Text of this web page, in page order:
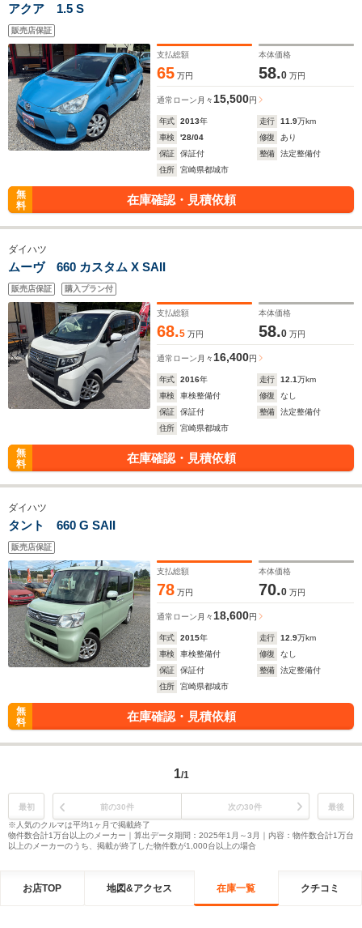
アクア 1.5 S
販売店保証
支払総額
65 万円
本体価格
58.0 万円
通常ローン 月々 15,500円
年式 2013年 走行 11.9万km
車検
'28/04 修復
あり
保証
保証付 整備
法定整備付
住所
宮崎県都城市
無
料
在庫確認・見積依頼
ダイハツ
ムーヴ 660 カスタム X SAII
販売店保証 購入プラン付
支払総額
68.5 万円
本体価格
58.0 万円
通常ローン 月々 16,400円
年式 2016年 走行 12.1万km
車検
車検整備付 修復
なし
保証
保証付 整備
法定整備付
住所
宮崎県都城市
無
料
在庫確認・見積依頼
ダイハツ
タント 660 G SAII
販売店保証
支払総額
78 万円
本体価格
70.0 万円
通常ローン 月々 18,600円
年式 2015年 走行 12.9万km
車検
車検整備付 修復
なし
保証
保証付 整備
法定整備付
住所
宮崎県都城市
無
料
在庫確認・見積依頼
1/1
最初 前の30件 次の30件
最後
※人気のクルマは平均1ヶ月で掲載終了
物件数合計1万台以上のメーカー｜算出データ期間：2025年1月～3月｜内容：物件数合計1万台
以上のメーカーのうち、掲載が終了した物件数が1,000台以上の場合
お店TOP 地図&アクセス 在庫一覧 クチコミ